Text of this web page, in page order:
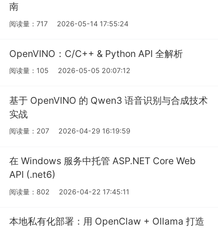
南
阅读量：717 2026-05-14 17:55:24
OpenVINO：C/C++ & Python API 全解析
阅读量：105 2026-05-05 20:07:12
基于 OpenVINO 的 Qwen3 语音识别与合成技术
实战
阅读量：207 2026-04-29 16:19:59
在 Windows 服务中托管 ASP.NET Core Web
API (.net6)
阅读量：802 2026-04-22 17:45:11
本地私有化部署：用 OpenClaw + Ollama 打造